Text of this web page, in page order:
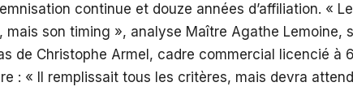
continue et douze années d’affiliation. «
mais son timing », analyse Maître Agathe Lemoine,
de Christophe Armel, cadre commercial licencié à
: « Il remplissait tous les critères, mais devra